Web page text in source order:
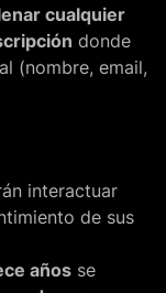
cualquier
donde
(nombre, email,
interactuar
de sus
años se